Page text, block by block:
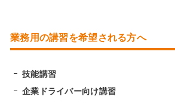
業務用の講習を希望される方へ
技能講習
企業ドライバー向け講習